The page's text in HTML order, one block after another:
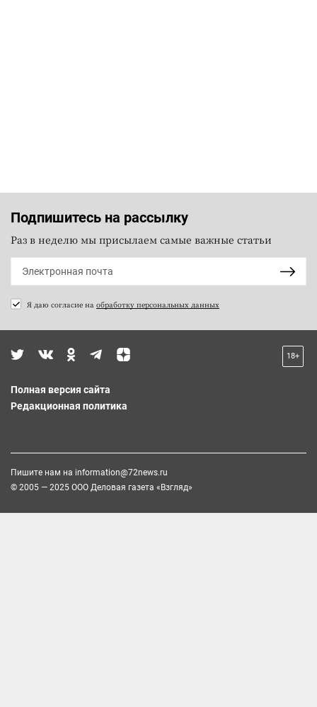
Подпишитесь на рассылку
Раз в неделю мы присылаем самые важные статьи
Я даю согласие на обработку персональных данных
18+
Полная версия сайта
Редакционная политика
Пишите нам на information@72news.ru
© 2005 — 2025 ООО Деловая газета «Взгляд»